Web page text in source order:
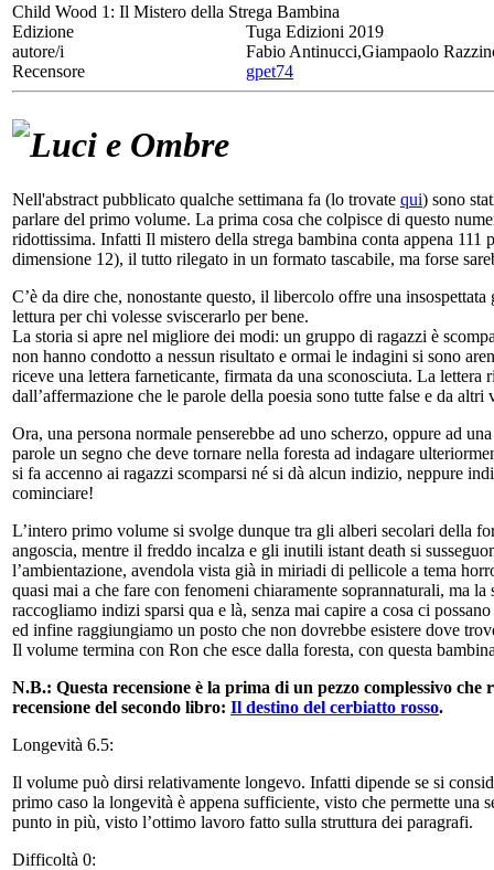
Child Wood 1: Il Mistero della Strega Bambina
Edizione
Tuga Edizioni 2019
autore/i
Fabio Antinucci,Giampaolo
Recensore
gpet74
Luci e Ombre
Nell'abstract pubblicato qualche settimana fa (lo trovate qui) sono
parlare del primo volume. La prima cosa che colpisce di questo
ridottissima. Infatti Il mistero della strega bambina conta appena
dimensione 12), il tutto rilegato in un formato tascabile, ma forse
C’è da dire che, nonostante questo, il libercolo offre una
lettura per chi volesse sviscerarlo per bene.
La storia si apre nel migliore dei modi: un gruppo di ragazzi è
non hanno condotto a nessun risultato e ormai le indagini si sono
riceve una lettera farneticante, firmata da una sconosciuta. La
dall’affermazione che le parole della poesia sono tutte false e da
Ora, una persona normale penserebbe ad uno scherzo, oppure ad
parole un segno che deve tornare nella foresta ad indagare
si fa accenno ai ragazzi scomparsi né si dà alcun indizio, neppure
cominciare!
L’intero primo volume si svolge dunque tra gli alberi secolari della
angoscia, mentre il freddo incalza e gli inutili istant death si
l’ambientazione, avendola vista già in miriadi di pellicole a tema
quasi mai a che fare con fenomeni chiaramente soprannaturali, ma
raccogliamo indizi sparsi qua e là, senza mai capire a cosa ci
ed infine raggiungiamo un posto che non dovrebbe esistere dove
Il volume termina con Ron che esce dalla foresta, con questa
N.B.: Questa recensione è la prima di un pezzo complessivo
recensione del secondo libro: Il destino del cerbiatto rosso.
Longevità 6.5:
Il volume può dirsi relativamente longevo. Infatti dipende se si
primo caso la longevità è appena sufficiente, visto che permette una
punto in più, visto l’ottimo lavoro fatto sulla struttura dei paragrafi.
Difficoltà 0: